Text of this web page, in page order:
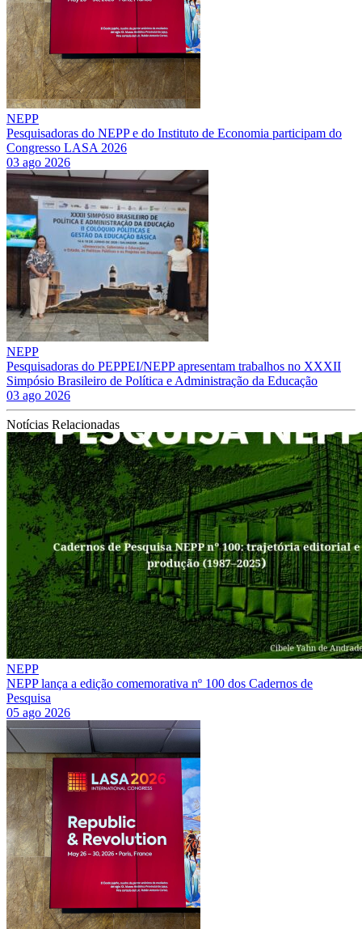
NEPP
Pesquisadoras do NEPP e do Instituto de Economia participam do
Congresso LASA 2026
03 ago 2026
NEPP
Pesquisadoras do PEPPEI/NEPP apresentam trabalhos no XXXII
Simpósio Brasileiro de Política e Administração da Educação
03 ago 2026
Notícias Relacionadas
NEPP
NEPP lança a edição comemorativa nº 100 dos Cadernos de
Pesquisa
05 ago 2026